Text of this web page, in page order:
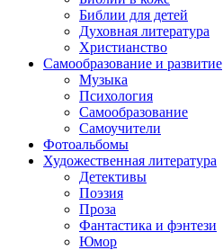
Библии для детей
Духовная литература
Христианство
Самообразование и развитие
Музыка
Психология
Самообразование
Самоучители
Фотоальбомы
Художественная литература
Детективы
Поэзия
Проза
Фантастика и фэнтези
Юмор